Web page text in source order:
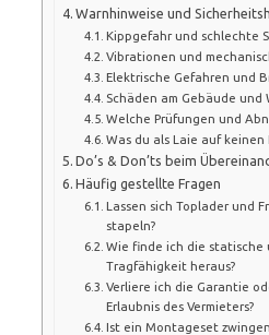
Warnhinweise und
Kippgefahr und schlechte
Vibrationen und
Elektrische Gefahren und
Schäden am Gebäude und
Welche Prüfungen und
Was du als Laie auf
Do’s & Don’ts beim
Häufig gestellte Fragen
Lassen sich Toplader und
stapeln?
Wie finde ich die statische
Tragfähigkeit heraus?
Verliere ich die Garantie
Erlaubnis des Vermieters?
Ist ein Montageset